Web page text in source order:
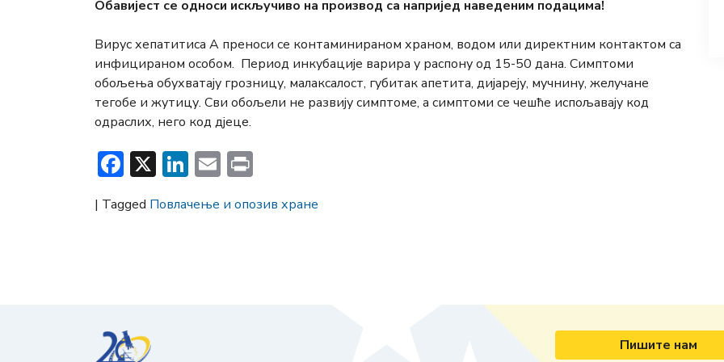
Обавијест се односи искључиво на производ са напријед наведеним подацима!
Вирус хепатитиса А преноси се контаминираном храном, водом или директним контактом са
инфицираном особом. Период инкубације варира у распону од 15-50 дана. Симптоми
обољења обухватају грозницу, малаксалост, губитак апетита, дијареју, мучнину, желучане
тегобе и жутицу. Сви обољели не развију симптоме, а симптоми се чешће испољавају код
одраслих, него код дјеце.
Facebook
X LinkedIn
Email
| Tagged Повлачење и опозив хране
Пишите нам